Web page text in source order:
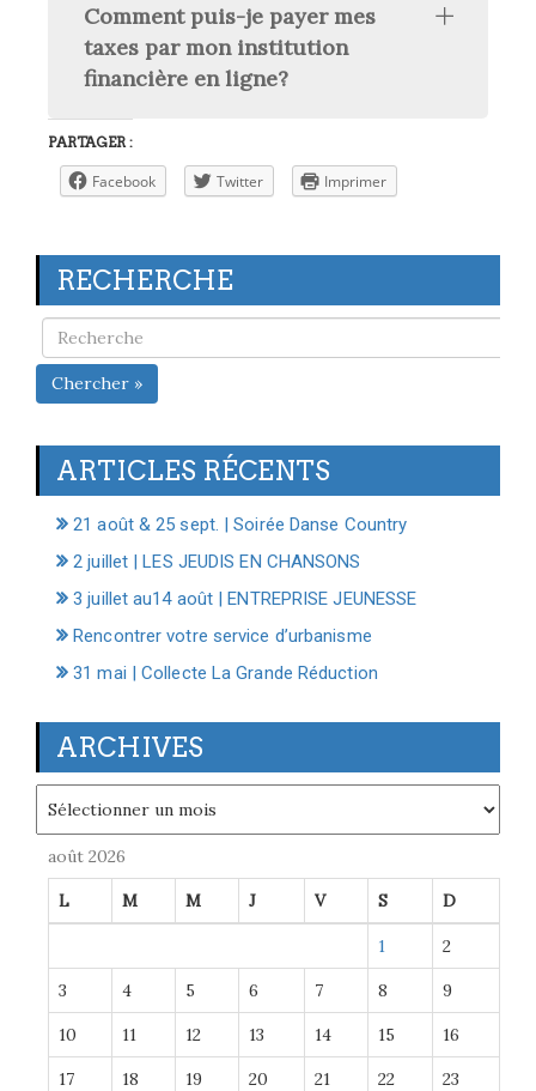
Comment puis-je payer mes
taxes par mon institution
financière en ligne?
PARTAGER :
Facebook Twitter Imprimer
RECHERCHE
Chercher »
ARTICLES RÉCENTS
21 août & 25 sept. | Soirée Danse Country
2 juillet | LES JEUDIS EN CHANSONS
3 juillet au14 août | ENTREPRISE JEUNESSE
Rencontrer votre service d’urbanisme
31 mai | Collecte La Grande Réduction
ARCHIVES
août 2026
L M M J V S D
1 2
3 4 5 6 7 8 9
10 11 12 13 14 15 16
17 18 19 20 21 22 23